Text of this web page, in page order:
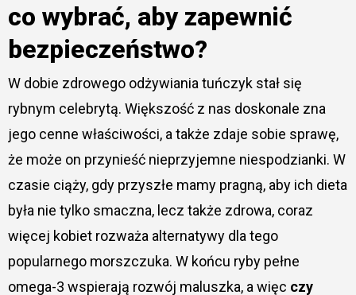
co wybrać, aby zapewnić
bezpieczeństwo?
W dobie zdrowego odżywiania tuńczyk stał się
rybnym celebrytą. Większość z nas doskonale zna
jego cenne właściwości, a także zdaje sobie sprawę,
że może on przynieść nieprzyjemne niespodzianki. W
czasie ciąży, gdy przyszłe mamy pragną, aby ich dieta
była nie tylko smaczna, lecz także zdrowa, coraz
więcej kobiet rozważa alternatywy dla tego
popularnego morszczuka. W końcu ryby pełne
omega-3 wspierają rozwój maluszka, a więc czy